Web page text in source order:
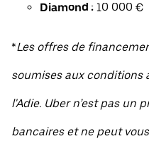
Diamond : 10 000 €
*Les offres de
soumises aux conditions
l'Adie. Uber n’est pas un
bancaires et ne peut